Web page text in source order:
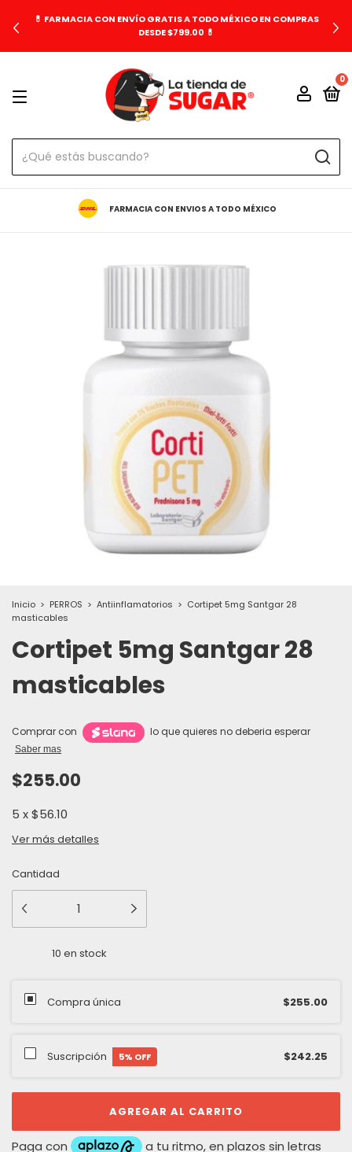
💊 FARMACIA CON ENVÍO GRATIS A TODO MÉXICO EN COMPRAS
DESDE $799.00 💊
0
FARMACIA CON ENVIOS A TODO MÉXICO
Inicio > PERROS > Antiinflamatorios > Cortipet 5mg Santgar 28
masticables
Cortipet 5mg Santgar 28
masticables
Comprar con lo que quieres no deberia esperar
Saber mas
$255.00
5 x$56.10
Ver más detalles
Cantidad
10 en stock
Compra única $255.00
Suscripción 5% OFF $242.25